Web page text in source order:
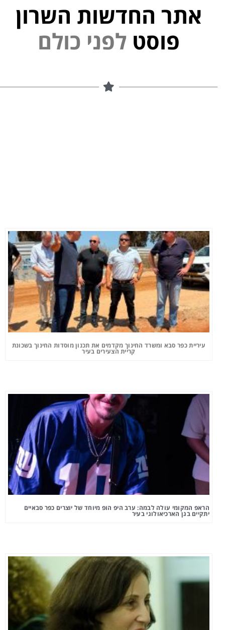
אתר החדשות השרון
פוסט
עיריית כפר סבא ומשרד החינוך מקדמים את תכנון מוסדות החינוך בשכונת
קריית הצעירים בעיר
הראפ המקומי עולה לבמה: ערב היפ הופ מיוחד של יוצרים כפר סבאיים
יתקיים בגן הארכיאולוגי בעיר